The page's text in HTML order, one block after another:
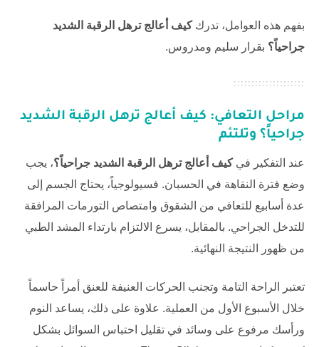
بفهم هذه العوامل، تدرككيف أعالج ترهل الرقبة الشديد
جراحياً؟ بقرار سليم ومدروس.
مراحل التعافي: كيف أعالج ترهل الرقبة الشديد
جراحياً؟ وتلتئم
عند التفكير فيكيف أعالج ترهل الرقبة الشديد جراحياً؟، يجب
وضع فترة النقاهة في الحسبان. فسيولوجياً، يحتاج الجسم إلى
عدة أسابيع للتعافي من الشقوق وامتصاص التورمات المرافقة
للتدخل الجراحي. بالمقابل، يسرع الالتزام بارتداء المشد الطبي
من ظهور النتيجة النهائية.
تعتبر الراحة التامة وتجنب الحركات العنيفة للعنق أمراً حاسماً
خلال الأسبوع الأول من العملية. علاوة على ذلك، يساعد النوم
ورأسك مرفوع على وسائد في تقليل احتباس السوائل بشكل